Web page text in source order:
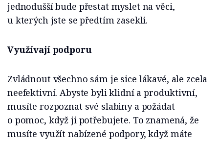
jednodušší bude přestat myslet na věci,
u kterých jste se předtím zasekli.
Využívají podporu
Zvládnout všechno sám je sice lákavé, ale zcela
neefektivní. Abyste byli klidní a produktivní,
musíte rozpoznat své slabiny a požádat
o pomoc, když ji potřebujete. To znamená, že
musíte využít nabízené podpory, když máte